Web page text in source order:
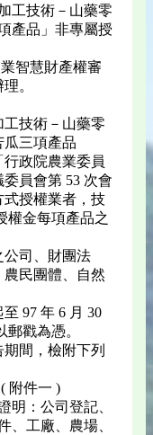
工技術－山藥零
產品」非專屬授
智慧財產權審
。
工技術－山藥零
三項產品
政院農業委員
員會第 53 次會
授權業者，技
權金每項產品之
公司、財團法
農民團體、自然
97 年 6 月 30
郵戳為憑。
間，檢附下列
附件一 )
明：公司登記、
、工廠、農場、